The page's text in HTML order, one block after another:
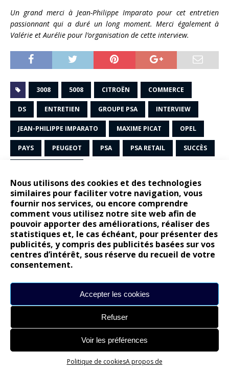
Nous utilisons des cookies et des technologies
similaires pour faciliter votre navigation, vous
fournir nos services, ou encore comprendre
comment vous utilisez notre site web afin de
pouvoir apporter des améliorations, réaliser des
statistiques et, le cas échéant, pour présenter des
publicités, y compris des publicités basées sur vos
centres d’intérêt, sous réserve du recueil de votre
consentement.
Accepter les cookies
Refuser
Voir les préférences
Politique de cookiesA propos de
Un grand merci à Jean-Philippe Imparato pour cet entretien
passionnant qui a duré un long moment. Merci également à
Valérie et Aurélie pour l’organisation de cette interview.
3008 5008 CITROËN COMMERCE
DS ENTRETIEN GROUPE PSA INTERVIEW
JEAN-PHILIPPE IMPARATO MAXIME PICAT OPEL
PAYS PEUGEOT PSA PSA RETAIL SUCCÈS
PRÉCÉDENT
… Audi A5 Sportback 2.0 TFSi quattro S-Tronic !
SUIVANT
Citroën C3 Aircross : Une publicité “inspired by you”
100% innovante!
SOYEZ LE PREMIER À COMMENTER
Laisser un commentaire